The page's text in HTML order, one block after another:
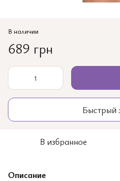
В наличии
689 грн
Быстрый
В избранное
Описание